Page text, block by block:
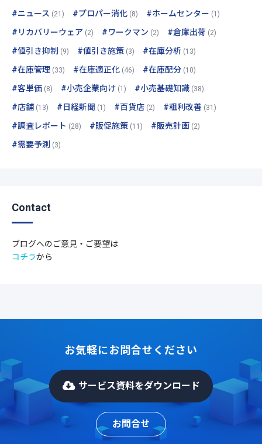
#ニュース (21) #プロパー消化 (8) #ホームセンター (1)
#リカバリーウェア (2) #ワークマン (2) #倉庫出荷 (2)
#値引き抑制 (9) #値引き施策 (3) #在庫分析 (13)
#在庫管理 (33) #在庫適正化 (46) #在庫配分 (10)
#客単価 (8) #小売企業向け (1) #小売基礎知識 (38)
#店舗 (13) #日経新聞 (1) #百貨店 (2) #粗利改善 (31)
#調査レポート (28) #販促施策 (11) #販売計画 (2)
#需要予測 (3)
Contact
ブログへのご意見・ご要望は
コチラから
お気軽にお問合せください
サービス資料をダウンロード
お問合せ